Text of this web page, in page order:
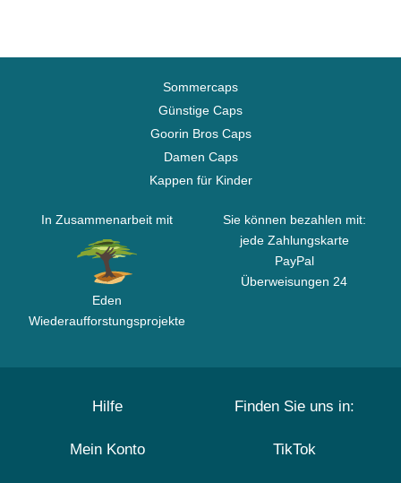
Sommercaps
Günstige Caps
Goorin Bros Caps
Damen Caps
Kappen für Kinder
In Zusammenarbeit mit
Eden
Wiederaufforstungsprojekte
Sie können bezahlen mit:
jede Zahlungskarte
PayPal
Überweisungen 24
Hilfe
Mein Konto
Finden Sie uns in:
TikTok